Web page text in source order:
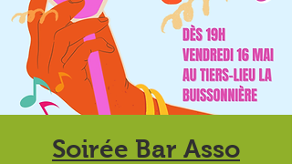
Soirée Bar Asso